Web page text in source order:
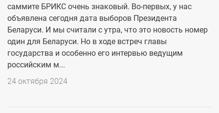
саммите БРИКС очень знаковый. Во-первых, у нас
объявлена сегодня дата выборов Президента
Беларуси. И мы считали с утра, что это новость номер
один для Беларуси. Но в ходе встреч главы
государства и особенно его интервью ведущим
российским м...
24 октября 2024